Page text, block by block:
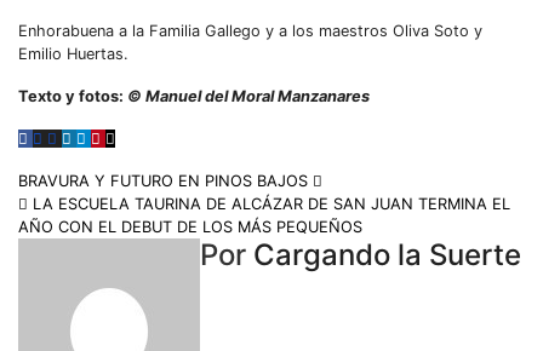
Enhorabuena a la Familia Gallego y a los maestros Oliva Soto y
Emilio Huertas.
Texto y fotos: © Manuel del Moral Manzanares
BRAVURA Y FUTURO EN PINOS BAJOS
LA ESCUELA TAURINA DE ALCÁZAR DE SAN JUAN TERMINA EL
AÑO CON EL DEBUT DE LOS MÁS PEQUEÑOS
Por Cargando la Suerte